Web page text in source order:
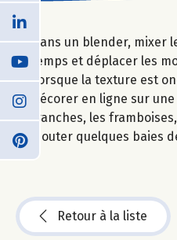
Dans un blender, mixer
temps et déplacer les
Lorsque la texture est
Décorer en ligne sur
tranches, les
Ajouter quelques baies
Retour à la liste